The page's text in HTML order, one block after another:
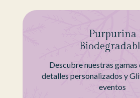
Purpurina
Descubre nuestras gamas
detalles personalizados y
eventos